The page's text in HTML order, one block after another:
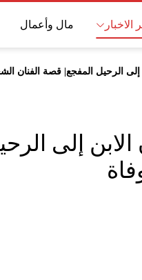
الاخبار مال وأعمال
الرحيل المفجع| قصة الفنان
إلى